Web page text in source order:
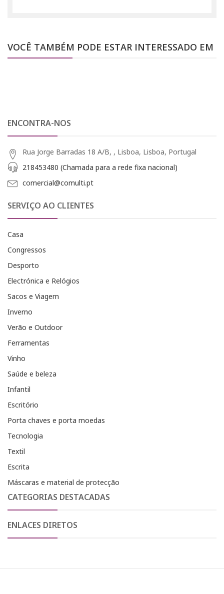
VOCÊ TAMBÉM PODE ESTAR INTERESSADO EM
ENCONTRA-NOS
Rua Jorge Barradas 18 A/B, , Lisboa, Lisboa, Portugal
218453480 (Chamada para a rede fixa nacional)
comercial@comulti.pt
SERVIÇO AO CLIENTES
Casa
Congressos
Desporto
Electrónica e Relógios
Sacos e Viagem
Inverno
Verão e Outdoor
Ferramentas
Vinho
Saúde e beleza
Infantil
Escritório
Porta chaves e porta moedas
Tecnologia
Textil
Escrita
Máscaras e material de protecção
CATEGORIAS DESTACADAS
ENLACES DIRETOS